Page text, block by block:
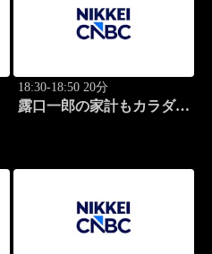
18:30-18:50 20分
露口一郎の家計もカラダも